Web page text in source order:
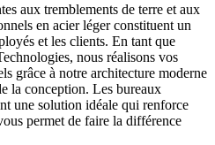
aux tremblements de terre et aux
en acier léger constituent un
et les clients. En tant que
nous réalisons vos
grâce à notre architecture moderne
la conception. Les bureaux
une solution idéale qui renforce
permet de faire la différence